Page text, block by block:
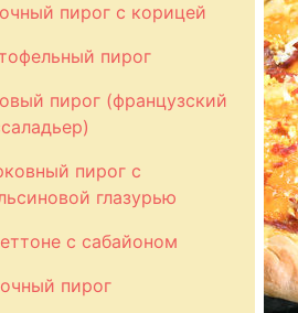
пирог с корицей
пирог
пирог (французский
пирог с
глазурью
с сабайоном
пирог